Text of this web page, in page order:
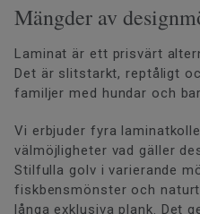
Mängder av
Laminat är ett prisvärt
Det är slitstarkt, reptåligt
familjer med hundar och
Vi erbjuder fyra
välmöjligheter vad gäller
Stilfulla golv i varierande
fiskbensmönster och
långa exklusiva plank. Det